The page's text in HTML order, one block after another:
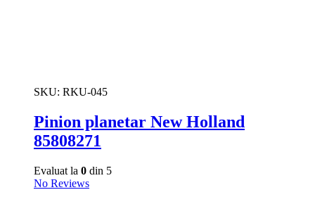
SKU: RKU-045
Pinion planetar New Holland
85808271
Evaluat la 0 din 5
No Reviews